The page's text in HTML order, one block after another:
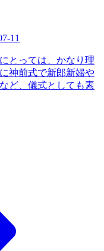
11
とっては、かなり理
神前式で新郎新婦や
ど、儀式としても素